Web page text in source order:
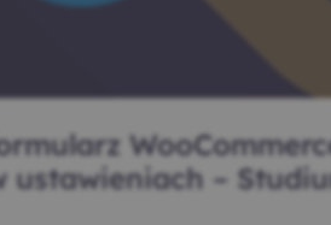
ustawieniach –